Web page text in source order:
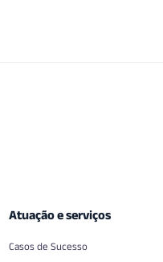
Atuação e serviços
Casos de Sucesso